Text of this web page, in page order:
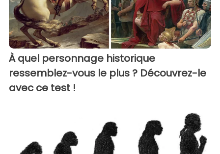
À quel personnage historique
ressemblez-vous le plus ? Découvrez-le
avec ce test !